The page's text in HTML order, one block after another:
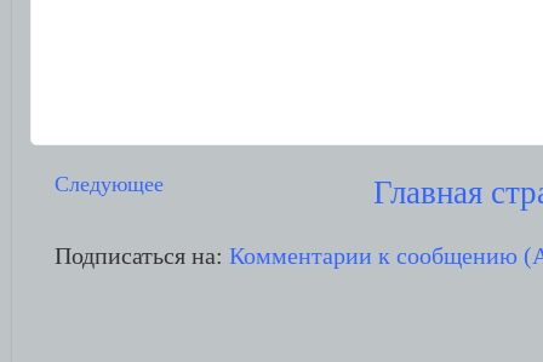
Следующее Главная
Подписаться на: Комментарии к сообщению